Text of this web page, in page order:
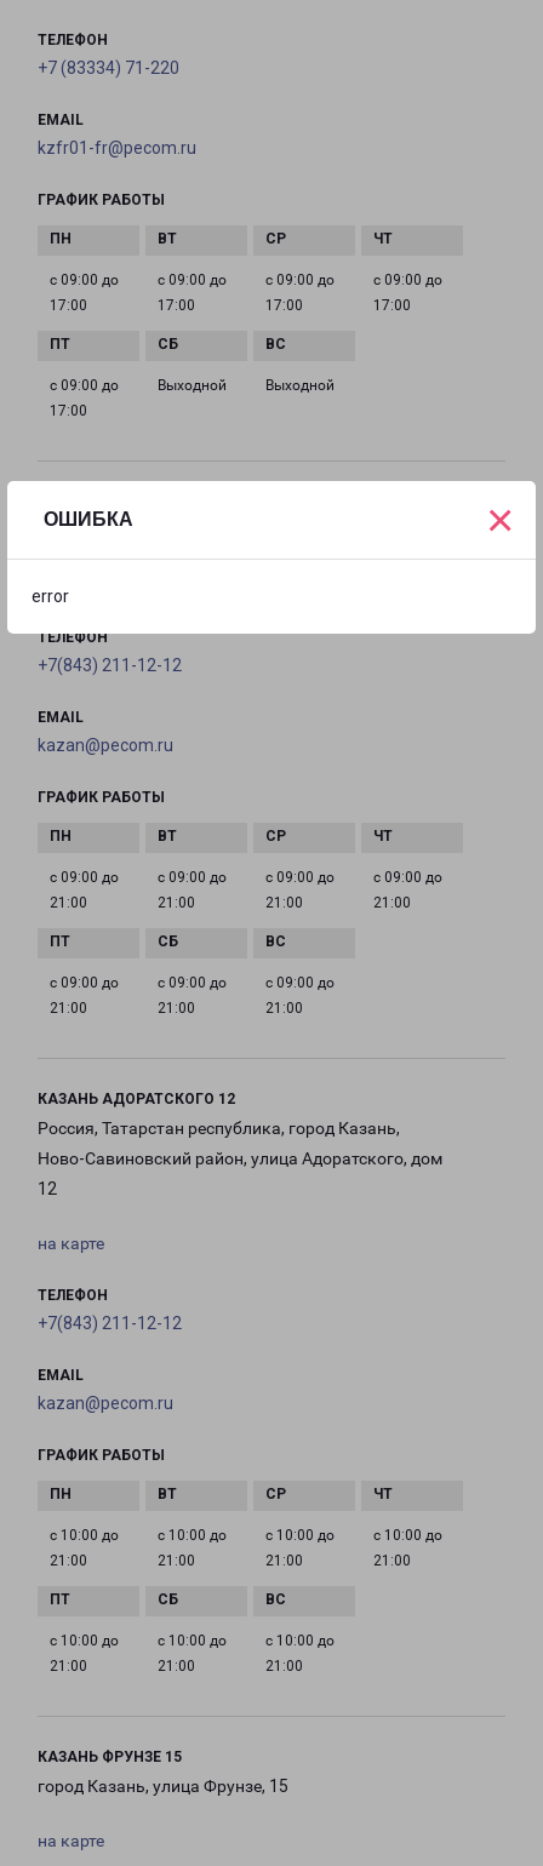
ОШИБКА
error
×
ТЕЛЕФОН
+7 (83334) 71-220
EMAIL
kzfr01-fr@pecom.ru
ГРАФИК РАБОТЫ
с 09:00 до
17:00
с 09:00 до
17:00
с 09:00 до
17:00
с 09:00 до
17:00
с 09:00 до
17:00
Выходной Выходной
город Казань, улица Баки Урманче, 8
ТЕЛЕФОН
+7(843) 211-12-12
EMAIL
kazan@pecom.ru
ГРАФИК РАБОТЫ
с 09:00 до
21:00
с 09:00 до
21:00
с 09:00 до
21:00
с 09:00 до
21:00
с 09:00 до
21:00
с 09:00 до
21:00
с 09:00 до
21:00
КАЗАНЬ АДОРАТСКОГО 12
Россия, Татарстан республика, город Казань,
Ново-Савиновский район, улица Адоратского, дом
12
на карте
ТЕЛЕФОН
+7(843) 211-12-12
EMAIL
kazan@pecom.ru
ГРАФИК РАБОТЫ
с 10:00 до
21:00
с 10:00 до
21:00
с 10:00 до
21:00
с 10:00 до
21:00
с 10:00 до
21:00
с 10:00 до
21:00
с 10:00 до
21:00
КАЗАНЬ ФРУНЗЕ 15
город Казань, улица Фрунзе, 15
на карте